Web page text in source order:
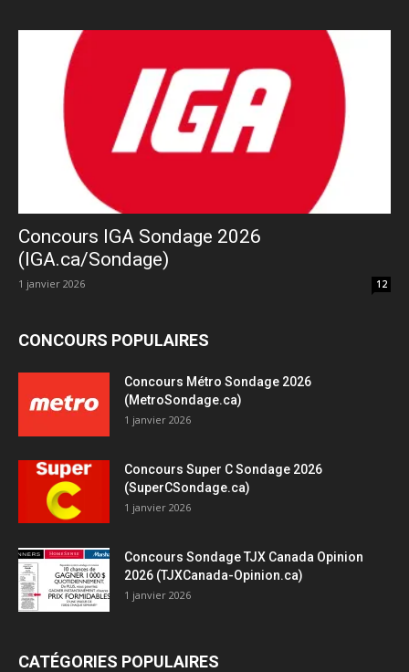
Concours IGA Sondage 2026
(IGA.ca/Sondage)
1 janvier 2026 12
CONCOURS POPULAIRES
Concours Métro Sondage 2026
(MetroSondage.ca)
1 janvier 2026
Concours Super C Sondage 2026
(SuperCSondage.ca)
1 janvier 2026
Concours Sondage TJX Canada Opinion
2026 (TJXCanada-Opinion.ca)
1 janvier 2026
CATÉGORIES POPULAIRES